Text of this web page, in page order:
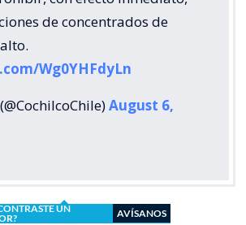
de concentrados de
Wg0YHFdyLn
August 6,
UN
AVÍSANOS